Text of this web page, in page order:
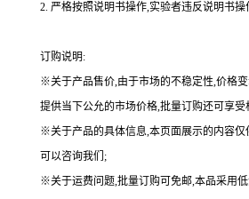
2. 严格按照说明书操作,实验者违反说明书操
订购说明:
※关于产品售价,由于市场的不稳定性,价格
提供当下公允的市场价格,批量订购还可享受
※关于产品的具体信息,本页面展示的内容仅
可以咨询我们;
※关于运费问题,批量订购可免邮,本品采用